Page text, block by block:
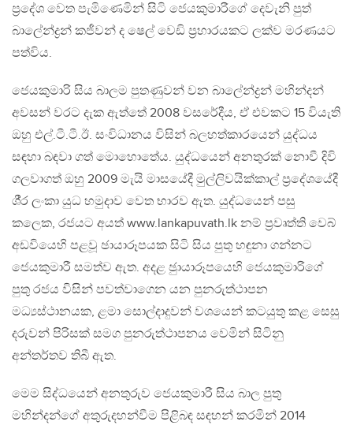
ප‍්‍රදේශ වෙත පැමිණෙමින් සිටි ජෙයකුමාරීගේ දෙවැනි පුත්
බාලේන්ද්‍රන් කජීවන් ද ෂෙල් වෙඩි ප‍්‍රහාරයකට ලක්ව මරණයට
පත්විය.
ජෙයකුමාරි සිය බාලම පුතණුවන් වන බාලේන්ද්‍රන් මහින්දන්
අවසන් වරට දැක ඇත්තේ 2008 වසරේදීය, ඒ එවකට 15 වියැති
ඔහු එල්.ටී.ටී.ඊ. සංවිධානය විසින් බලහත්කාරයෙන් යුද්ධය
සඳහා බඳවා ගත් මොහොතේය. යුද්ධයෙන් අනතුරක් නොවී දිවි
ගලවාගත් ඔහු 2009 මැයි මාසයේදී මුල්ලිවයික්කාල් ප‍්‍රදේශයේදී
ශී‍්‍ර ලංකා යුධ හමුදාව වෙත භාරව ඇත. යුද්ධයෙන් පසු
කලෙක, රජයට අයත් www.lankapuvath.lk නම් ප‍්‍රවෘත්ති වෙබ්
අඩවියෙහි පළවූ ඡායාරූපයක සිටි සිය පුතු හඳුනා ගන්නට
ජෙයකුමාරී සමත්ව ඇත. අදළ ඡුායාරූපයෙහි ජෙයකුමාරිගේ
පුතු රජය විසින් පවත්වාගෙන යන පුනරුත්ථාපන
මධ්‍යස්ථානයක, ළමා සොල්දාදුවන් වශයෙන් කටයුතු කළ සෙසු
දරුවන් පිරිසක් සමග පුනරුත්ථාපනය වෙමින් සිටිනු
අන්තර්තව තිබී ඇත.
මෙම සිද්ධයෙන් අනතුරුව ජෙයකුමාරී සිය බාල පුතු
මහින්දන්ගේ අතුරුදහන්වීම පිළිබඳ සඳහන් කරමින් 2014